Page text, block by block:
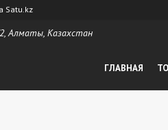
Satu.kz
Алматы, Казахстан
ГЛАВНАЯ